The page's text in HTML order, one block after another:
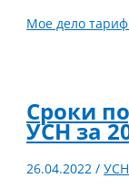
Мое дело
Сроки
УСН за
26.04.2022/УСН